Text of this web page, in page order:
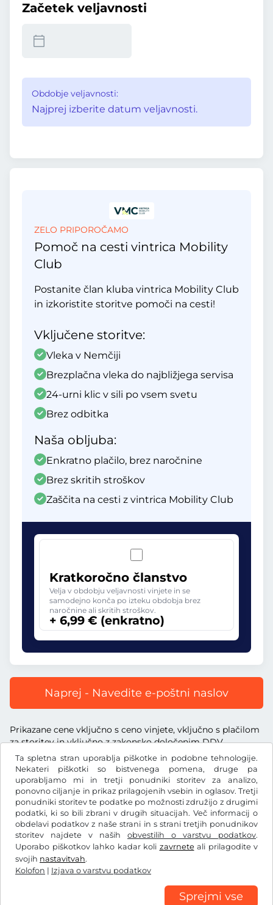
Ta spletna stran uporablja piškotke in podobne tehnologije.
Nekateri piškotki so bistvenega pomena, druge pa
uporabljamo mi in tretji ponudniki storitev za analizo,
ponovno ciljanje in prikaz prilagojenih vsebin in oglasov. Tretji
ponudniki storitev te podatke po možnosti združijo z drugimi
podatki, ki so bili zbrani v drugih situacijah. Več informacij o
obdelavi podatkov z naše strani in s strani tretjih ponudnikov
storitev najdete v naših obvestilih o varstvu podatkov.
Uporabo piškotkov lahko kadar koli zavrneteali prilagodite v
svojih nastavitvah.
Kolofon | Izjava o varstvu podatkov
Sprejmi vse
Začetek veljavnosti
Obdobje veljavnosti:
Najprej izberite datum veljavnosti.
ZELO PRIPOROČAMO
Pomoč na cesti vintrica Mobility
Club
Postanite član kluba vintrica Mobility Club
in izkoristite storitve pomoči na cesti!
Vključene storitve:
Vleka v Nemčiji
Brezplačna vleka do najbližjega servisa
24-urni klic v sili po vsem svetu
Brez odbitka
Naša obljuba:
Enkratno plačilo, brez naročnine
Brez skritih stroškov
Zaščita na cesti z vintrica Mobility Club
Kratkoročno članstvo
Velja v obdobju veljavnosti vinjete in se
samodejno konča po izteku obdobja brez
naročnine ali skritih stroškov.
+ 6,99 € (enkratno)
Naprej - Navedite e-poštni naslov
Prikazane cene vključno s ceno vinjete, vključno s plačilom
za storitev in vključno z zakonsko določenim DDV.
€EUR
Facebook Instagram
Splošni pogoji poslovanja/preklicna pravica
Nastavitve piškotkov Kolofon